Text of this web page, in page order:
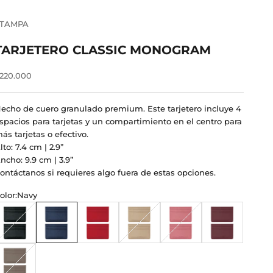
CLASSIC MONOGRAM
de oferta
de cuero granulado premium. Este tarjetero incluye 4
para tarjetas y un compartimiento en el centro para
tarjetas o efectivo.
7.4 cm | 2.9”
9.9 cm | 3.9”
si requieres algo fuera de estas opciones.
Navy
Negro
Navy Rojo Sand Dark Pink Wine
Brown